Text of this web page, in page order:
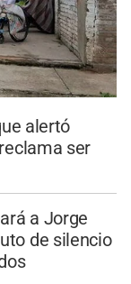
alertó
ser
a Jorge
de silencio